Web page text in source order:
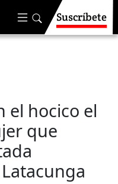
Suscríbete
el hocico el
que